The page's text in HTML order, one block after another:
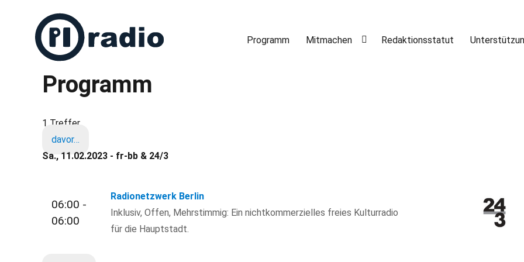
Freies Radio in Berlin
Programm Mitmachen Redaktionsstatut
Programm
1 Treffer
davor…
Sa., 11.02.2023 - fr-bb & 24/3
06:00 -
06:00
Radionetzwerk Berlin
Inklusiv, Offen, Mehrstimmig: Ein nichtkommerzielles freies Kulturradio
für die Hauptstadt.